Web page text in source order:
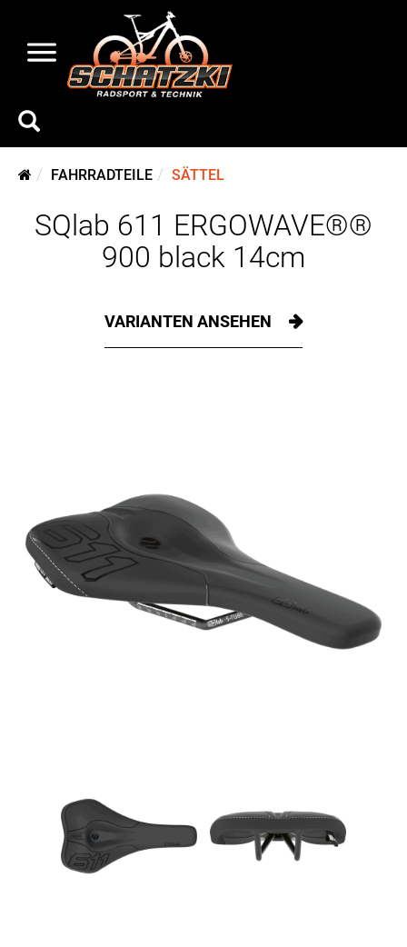
FAHRRADTEILE SÄTTEL
SQlab 611 ERGOWAVE®®
900 black 14cm
VARIANTEN ANSEHEN